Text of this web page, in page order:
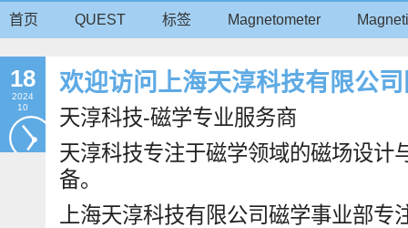
首页 QUEST 标签 Magnetometer
18
2024
10
欢迎访问上海天淳科技有限公
天淳科技-磁学专业服务商
天淳科技专注于磁学领域的磁场设计
备。
上海天淳科技有限公司磁学事业部专